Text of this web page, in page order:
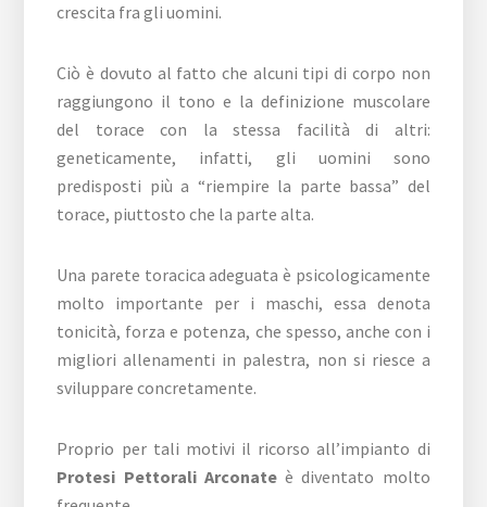
crescita fra gli uomini.
Ciò è dovuto al fatto che alcuni tipi di corpo non
raggiungono il tono e la definizione muscolare
del torace con la stessa facilità di altri:
geneticamente, infatti, gli uomini sono
predisposti più a “riempire la parte bassa” del
torace, piuttosto che la parte alta.
Una parete toracica adeguata è psicologicamente
molto importante per i maschi, essa denota
tonicità, forza e potenza, che spesso, anche con i
migliori allenamenti in palestra, non si riesce a
sviluppare concretamente.
Proprio per tali motivi il ricorso all’impianto di
Protesi Pettorali Arconateè diventato molto